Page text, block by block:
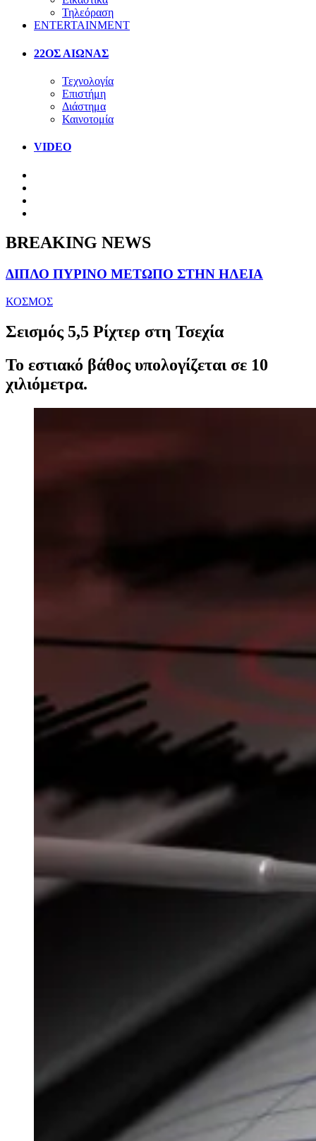
Τηλεόραση
ENTERTAINMENT
22ΟΣ ΑΙΩΝΑΣ
Τεχνολογία
Επιστήμη
Διάστημα
Καινοτομία
VIDEO
BREAKING NEWS
ΔΙΠΛΟ ΠΥΡΙΝΟ ΜΕΤΩΠΟ ΣΤΗΝ ΗΛΕΙΑ
ΚΟΣΜΟΣ
Σεισμός 5,5 Ρίχτερ στη Τσεχία
Το εστιακό βάθος υπολογίζεται σε 10
χιλιόμετρα.